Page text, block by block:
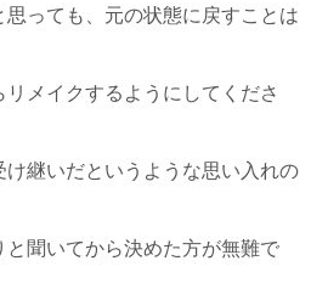
っても、元の状態に戻すことは
リメイクするようにしてくださ
継いだというような思い入れの
と聞いてから決めた方が無難で